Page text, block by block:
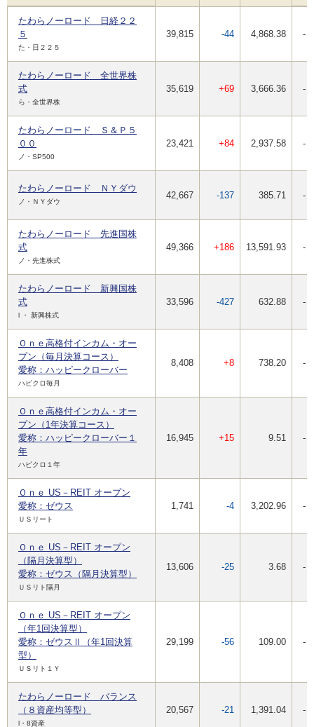
たわらノーロード 日経２２
５
た・日２２５
39,815 -44 4,868.38 -
たわらノーロード 全世界株
式
ら・全世界株
35,619 +69 3,666.36 -
たわらノーロード Ｓ＆Ｐ５
００
ノ・SP500
23,421 +84 2,937.58 -
たわらノーロード ＮＹダウ
ノ・ＮＹダウ
42,667 -137 385.71 -
たわらノーロード 先進国株
式
ノ・先進株式
49,366 +186 13,591.93 -
たわらノーロード 新興国株
式
l ・ 新興株式
33,596 -427 632.88 -
Ｏｎｅ高格付インカム・オー
プン（毎月決算コース）
愛称：ハッピークローバー
ハピクロ毎月
8,408 +8 738.20 -
Ｏｎｅ高格付インカム・オー
プン（1年決算コース）
愛称：ハッピークローバー１
年
ハピクロ１年
16,945 +15 9.51 -
Ｏｎｅ US－REIT オープン
愛称：ゼウス
ＵＳリート
1,741 -4 3,202.96 -
Ｏｎｅ US－REIT オープン
（隔月決算型）
愛称：ゼウス（隔月決算型）
ＵＳリト隔月
13,606 -25 3.68 -
Ｏｎｅ US－REIT オープン
（年1回決算型）
愛称：ゼウスⅡ（年1回決算
型）
ＵＳリト１Ｙ
29,199 -56 109.00 -
たわらノーロード バランス
（８資産均等型）
l・8資産
20,567 -21 1,391.04 -